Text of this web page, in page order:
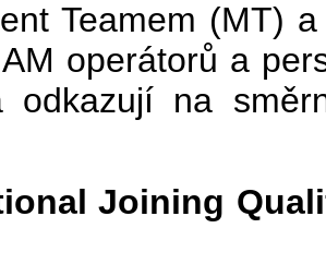
Teamem (MT)
operátorů a
odkazují na
Joining